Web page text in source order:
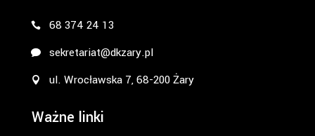
68 374 24 13
sekretariat@dkzary.pl
ul. Wrocławska 7, 68-200 Żary
Ważne linki